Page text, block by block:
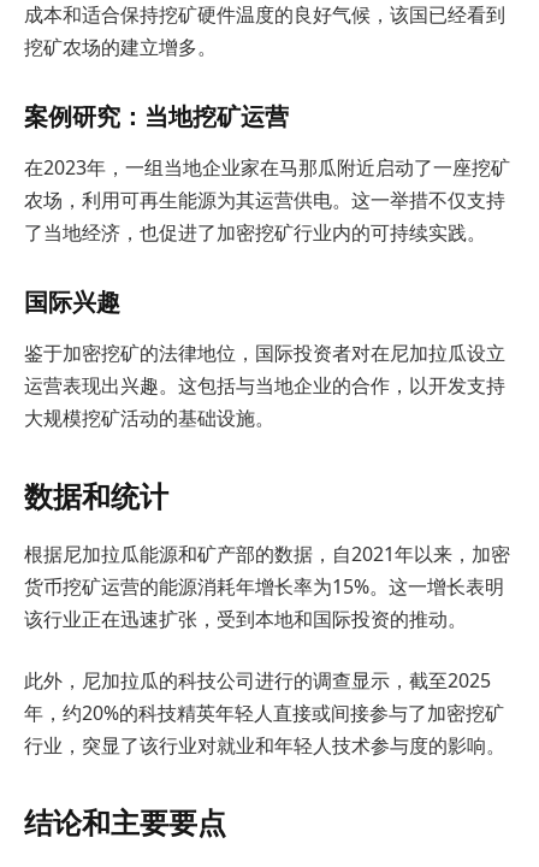
成本和适合保持挖矿硬件温度的良好气候，该国已经看到
挖矿农场的建立增多。
案例研究：当地挖矿运营
在2023年，一组当地企业家在马那瓜附近启动了一座挖矿
农场，利用可再生能源为其运营供电。这一举措不仅支持
了当地经济，也促进了加密挖矿行业内的可持续实践。
国际兴趣
鉴于加密挖矿的法律地位，国际投资者对在尼加拉瓜设立
运营表现出兴趣。这包括与当地企业的合作，以开发支持
大规模挖矿活动的基础设施。
数据和统计
根据尼加拉瓜能源和矿产部的数据，自2021年以来，加密
货币挖矿运营的能源消耗年增长率为15%。这一增长表明
该行业正在迅速扩张，受到本地和国际投资的推动。
此外，尼加拉瓜的科技公司进行的调查显示，截至2025
年，约20%的科技精英年轻人直接或间接参与了加密挖矿
行业，突显了该行业对就业和年轻人技术参与度的影响。
结论和主要要点